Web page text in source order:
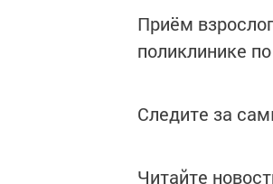
Приём
поликлинике
Следите за
Читайте